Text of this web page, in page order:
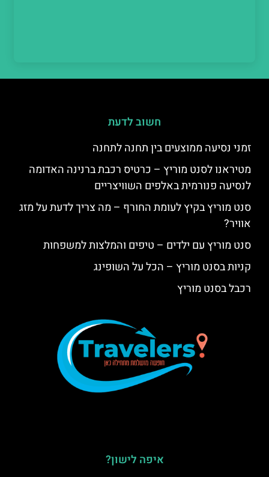
חשוב לדעת
זמני נסיעה ממוצעים בין תחנה לתחנה
מטיראנו לסנט מוריץ – כרטיס רכבת ברנינה האדומה
לנסיעה פנורמית באלפים השוויצריים
סנט מוריץ בקיץ לעומת החורף – מה צריך לדעת על מזג
אוויר?
סנט מוריץ עם ילדים – טיפים והמלצות למשפחות
קניות בסנט מוריץ – הכל על השופינג
רכבל בסנט מוריץ
איפה לישון?